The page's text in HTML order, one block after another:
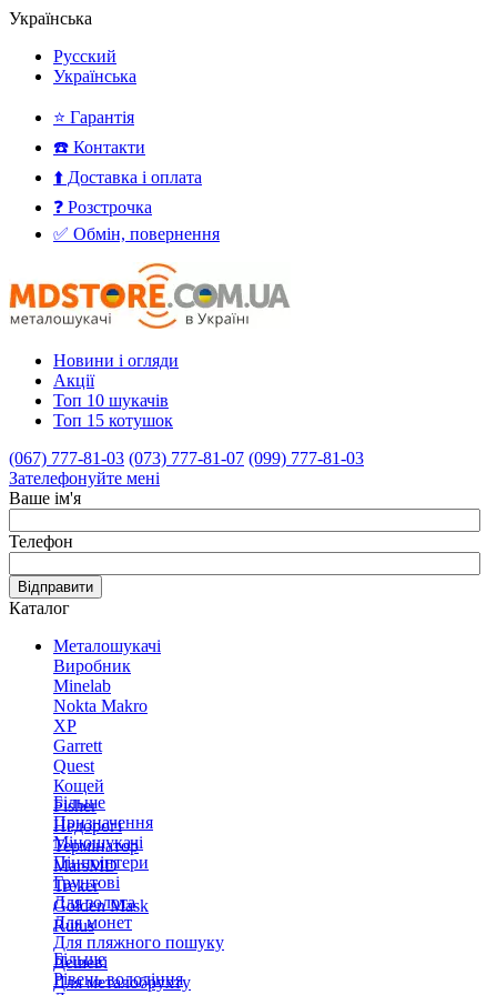
Українська
Русский
Українська
⭐ Гарантія
☎️ Контакти
⬆️ Доставка і оплата
❓ Розстрочка
✅ Обмін, повернення
Новини і огляди
Акції
Топ 10 шукачів
Топ 15 котушок
(067) 777-81-03 (073) 777-81-07 (099) 777-81-03
Зателефонуйте мені
Ваше ім'я
Телефон
Відправити
Каталог
Металошукачі
Виробник
Minelab
Nokta Makro
XP
Garrett
Quest
Кощей
Fisher
Недорогі
Термінатор
MarsMD
Treker
Golden Mask
Rutus
Більше
Призначення
Міношукачі
Пінпоінтери
Грунтові
Для золота
Для монет
Для пляжного пошуку
Дешеві
Для металобрухту
Більше
Рівень володіння